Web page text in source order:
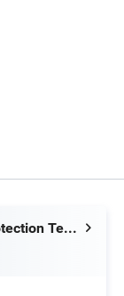
Henan Eastman Protection Technology Co., Ltd.